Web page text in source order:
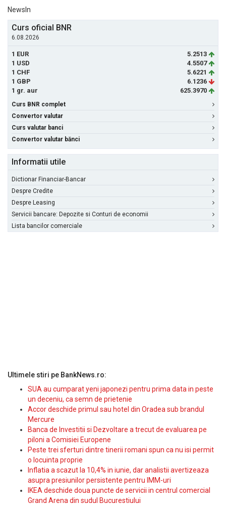
NewsIn
Curs oficial BNR
6.08.2026
1 EUR
5.2513
1 USD
4.5507
1 CHF
5.6221
1 GBP
6.1236
1 gr. aur
625.3970
Curs BNR complet
Convertor valutar
Curs valutar banci
Convertor valutar bănci
Informatii utile
Dictionar Financiar-Bancar
Despre Credite
Despre Leasing
Servicii bancare: Depozite si Conturi de economii
Lista bancilor comerciale
Ultimele stiri pe BankNews.ro:
SUA au cumparat yeni japonezi pentru prima data in peste
un deceniu, ca semn de prietenie
Accor deschide primul sau hotel din Oradea sub brandul
Mercure
Banca de Investitii si Dezvoltare a trecut de evaluarea pe
piloni a Comisiei Europene
Peste trei sferturi dintre tinerii romani spun ca nu isi permit
o locuinta proprie
Inflatia a scazut la 10,4% in iunie, dar analistii avertizeaza
asupra presiunilor persistente pentru IMM-uri
IKEA deschide doua puncte de servicii in centrul comercial
Grand Arena din sudul Bucurestiului